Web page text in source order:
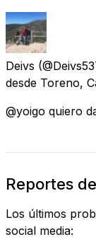
Deivs
desde Toreno,
@yoigo quiero
Reportes
Los últimos
social media: